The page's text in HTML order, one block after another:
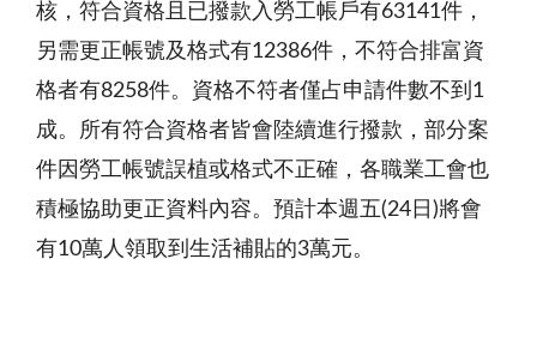
核，符合資格且已撥款入勞工帳戶有63141件，
另需更正帳號及格式有12386件，不符合排富資
格者有8258件。資格不符者僅占申請件數不到 1
成。所有符合資格者皆會陸續進行撥款，部分案
件因勞工帳號誤植或格式不正確，各職業工會也
積極協助更正資料內容。預計本週五(24 日 )將會
有10萬人領取到生活補貼的3萬元。